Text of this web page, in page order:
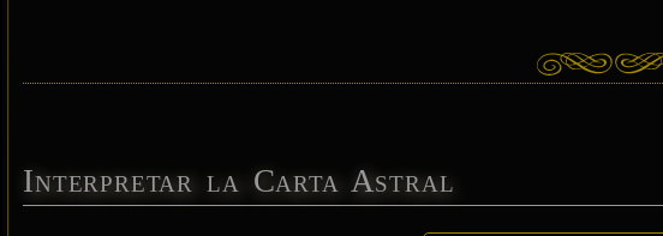
Interpretar la Carta Astral